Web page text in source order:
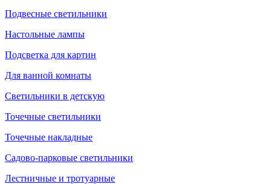
Подвесные светильники
Настольные лампы
Подсветка для картин
Для ванной комнаты
Светильники в детскую
Точечные светильники
Точечные накладные
Садово-парковые светильники
Лестничные и тротуарные